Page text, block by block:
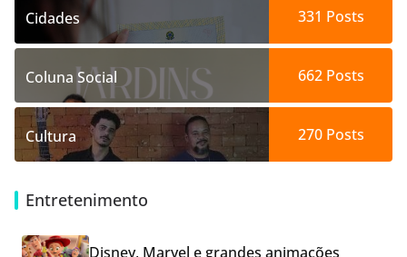
Cidades 331 Posts
Coluna Social 662Posts
Cultura 270Posts
Entretenimento
Disney, Marvel e grandes animações